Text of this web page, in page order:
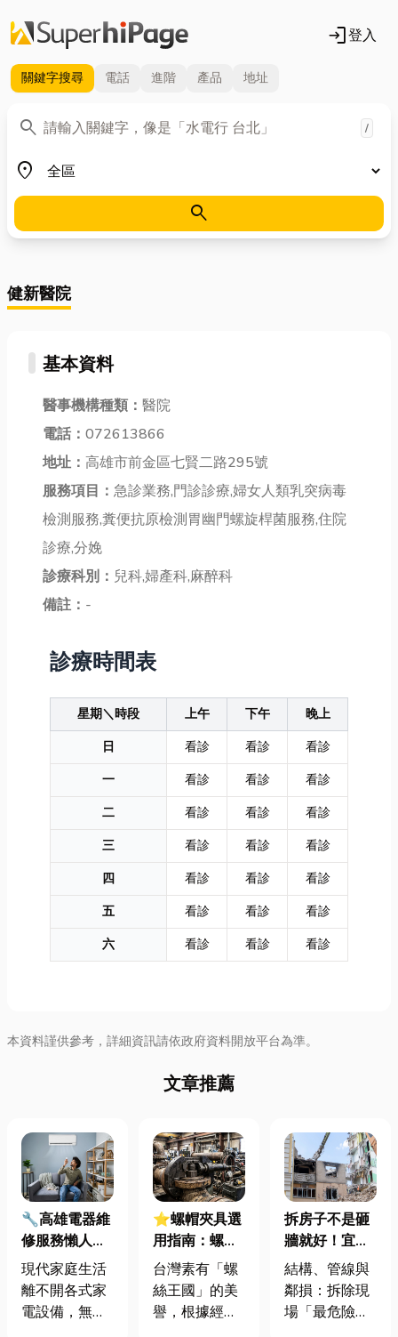
login登入
關鍵字搜尋 電話 進階 產品 地址
search
關鍵字 /
place
地區
search
健新醫院
基本資料
醫事機構種類： 醫院
電話： 072613866
地址： 高雄市前金區七賢二路295號
服務項目： 急診業務,門診診療,婦女人類乳突病毒
檢測服務,糞便抗原檢測胃幽門螺旋桿菌服務,住院
診療,分娩
診療科別： 兒科,婦產科,麻醉科
備註： -
診療時間表
星期＼時段 上午 下午
晚上
日
看診 看診
看診
一
看診 看診
看診
二
看診 看診
看診
三
看診 看診
看診
四
看診 看診
看診
五
看診 看診
看診
六
看診 看診 看診
本資料謹供參考，詳細資訊請依政府資料開放平台為準。
文章推薦
🔧高雄電器維
修服務懶人包
｜冷氣、冰
箱、洗衣機專
業維修
現代家庭生活
離不開各式家
電設備，無論
⭐螺帽夾具選
用指南：螺母
挾具頻繁耗
損？3大關鍵
提升扣件成型
台灣素有「螺
絲王國」的美
譽，根據經濟
拆房子不是砸
牆就好！宜蘭
裝潢拆除、水
泥切割施工前
必看的避坑指
結構、管線與
鄰損：拆除現
場「最危險的